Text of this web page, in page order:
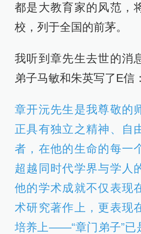
都是大教育家的风范，
校，列于全国的前茅。
我听到章先生去世的消
弟子马敏和朱英写了E信：
章开沅先生是我尊敬的
正具有独立之精神、自
者，在他的生命的每一
超越同时代学界与学人
他的学术成就不仅表现
术研究著作上，更表现
培养上——“章门弟子”已